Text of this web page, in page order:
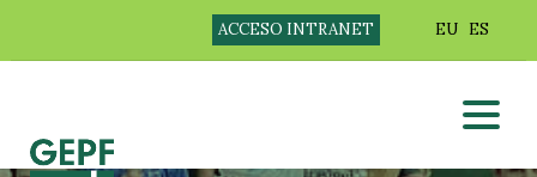
ACCESO INTRANET EU ES